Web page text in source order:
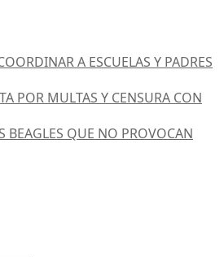
A ESCUELAS Y PADRES
POR MULTAS Y CENSURA CON
BEAGLES QUE NO PROVOCAN